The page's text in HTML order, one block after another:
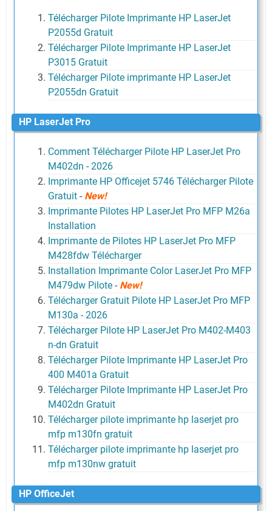
Télécharger Pilote Imprimante HP LaserJet
P2055d Gratuit
Télécharger Pilote Imprimante HP LaserJet
P3015 Gratuit
Télécharger Pilote imprimante HP LaserJet
P2055dn Gratuit
HP LaserJet Pro
Comment Télécharger Pilote HP LaserJet Pro
M402dn - 2026
Imprimante HP Officejet 5746 Télécharger Pilote
Gratuit - New!
Imprimante Pilotes HP LaserJet Pro MFP M26a
Installation
Imprimante de Pilotes HP LaserJet Pro MFP
M428fdw Télécharger
Installation Imprimante Color LaserJet Pro MFP
M479dw Pilote - New!
Télécharger Gratuit Pilote HP LaserJet Pro MFP
M130a - 2026
Télécharger Pilote HP LaserJet Pro M402-M403
n-dn Gratuit
Télécharger Pilote Imprimante HP LaserJet Pro
400 M401a Gratuit
Télécharger Pilote Imprimante HP LaserJet Pro
M402dn Gratuit
Télécharger pilote imprimante hp laserjet pro
mfp m130fn gratuit
Télécharger pilote imprimante hp laserjet pro
mfp m130nw gratuit
HP OfficeJet